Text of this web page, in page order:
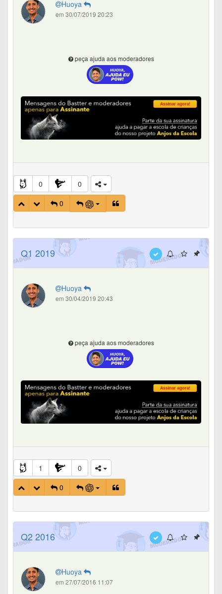
Huoya
em 30/07/2019 20:23
peça ajuda aos moderadores
0
0
0
Q1 2019
Huoya
em 30/04/2019 20:43
peça ajuda aos moderadores
1
0
0
Q2 2016
Huoya
em 27/07/2016 11:07